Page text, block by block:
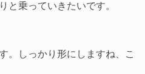
と乗っていきたいです。
。しっかり形にしますね、こ